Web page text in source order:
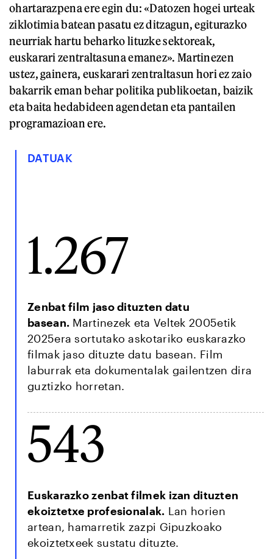
ohartarazpena ere egin du: «Datozen hogei urteak
ziklotimia batean pasatu ez ditzagun, egiturazko
neurriak hartu beharko lituzke sektoreak,
euskarari zentraltasuna emanez». Martinezen
ustez, gainera, euskarari zentraltasun hori ez zaio
bakarrik eman behar politika publikoetan, baizik
eta baita hedabideen agendetan eta pantailen
programazioan ere.
DATUAK
1.267
Zenbat film jaso dituzten datu
basean. Martinezek eta Veltek 2005etik
2025era sortutako askotariko euskarazko
filmak jaso dituzte datu basean. Film
laburrak eta dokumentalak gailentzen dira
guztizko horretan.
543
Euskarazko zenbat filmek izan dituzten
ekoiztetxe profesionalak. Lan horien
artean, hamarretik zazpi Gipuzkoako
ekoiztetxeek sustatu dituzte.